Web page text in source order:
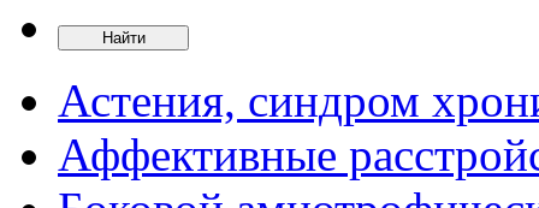
Найти
Астения, синдром
Аффективные